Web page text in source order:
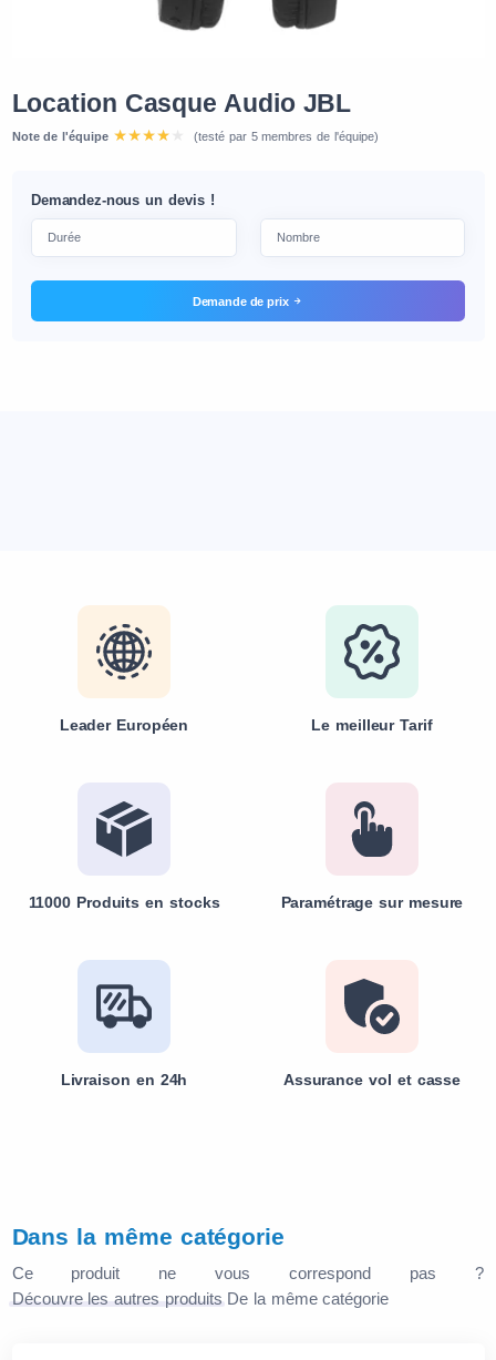
Location Casque Audio JBL
Note de l'équipe (testé par 5 membres de l'équipe)
Demandez-nous un devis !
Demande de prix
Leader Européen Le meilleur Tarif
11000 Produits en stocks Paramétrage sur mesure
Livraison en 24h Assurance vol et casse
Dans la même catégorie
Ce produit ne vous correspond pas ?
Découvre les autres produits De la même catégorie